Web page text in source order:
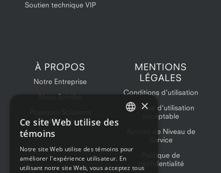
Soutien technique VIP
À PROPOS
Notre Entreprise
Nous Joindre
OneProvider?
MENTIONS
LÉGALES
Conditions d'utilisation
Politique d'utilisation
acceptable
Accord de Niveau de
Service
Politique de
confidentialité
×
Ce site Web utilise des
témoins
Notre site Web utilise des témoins pour
améliorer l'expérience utilisateur. En
utilisant notre site Web, vous acceptez tous